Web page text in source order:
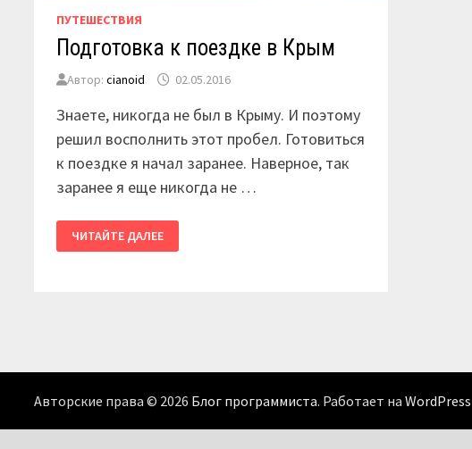
ПУТЕШЕСТВИЯ
Подготовка к поездке в Крым
Автор:cianoid 02.05.2016
Знаете, никогда не был в Крыму. И поэтому
решил восполнить этот пробел. Готовиться
к поездке я начал заранее. Наверное, так
заранее я еще никогда не …
ПОДГОТОВКА
К
ПОЕЗДКЕ
ЧИТАЙТЕ ДАЛЕЕ
Авторские права © 2026 Блог программиста. Работает наWordPress